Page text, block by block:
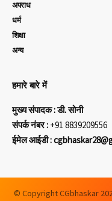
अपराध
धर्म
शिक्षा
अन्य
हमारे बारे में
मुख्य संपादक : डी. सोनी
संपर्क नंबर : +91 8839209556
ईमेल आईडी :
© Copyright CGbhaskar